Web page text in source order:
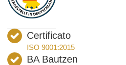
Certificato
ISO 9001:2015
BA Bautzen